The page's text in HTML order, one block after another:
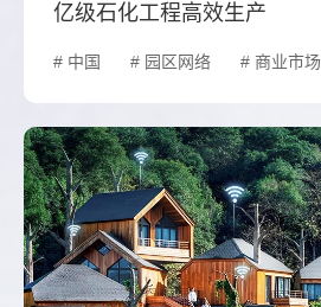
亿级石化工程高效生产
# 中国 # 园区网络 # 商业市场